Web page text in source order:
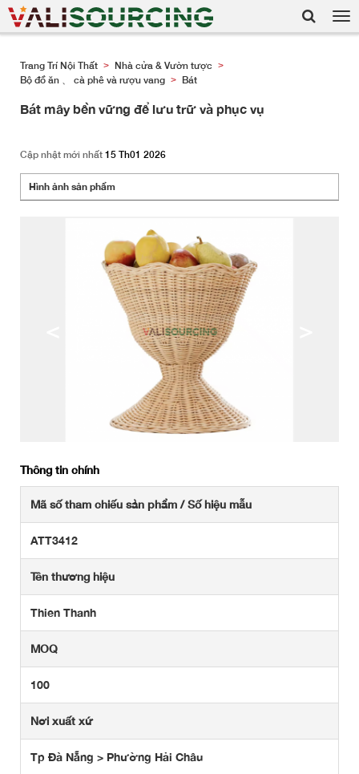
Trang Trí Nội Thất > Nhà cửa & Vườn tược >
Bộ đồ ăn 、 cà phê và rượu vang > Bát
Bát mây bền vững để lưu trữ và phục vụ
Cập nhật mới nhất 15 Th01 2026
Hình ảnh sản phẩm
Thông tin chính
Mã số tham chiếu sản phẩm / Số hiệu mẫu
ATT3412
Tên thương hiệu
Thien Thanh
MOQ
100
Nơi xuất xứ
Tp Đà Nẵng > Phường Hải Châu